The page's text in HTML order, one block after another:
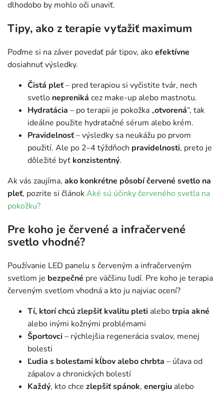
dlhodobo by mohlo oči unaviť.
Tipy, ako z terapie vyťažiť maximum
Poďme si na záver povedať pár tipov, akoefektívne
dosiahnuť výsledky.
Čistá pleť– pred terapiou si vyčistite tvár, nech
svetlo nepreniká cez make-up alebo mastnotu.
Hydratácia – po terapii je pokožka „otvorená“, tak
ideálne použite hydratačné sérum alebo krém.
Pravidelnosť– výsledky sa neukážu po prvom
použití. Ale po 2–4 týždňoch pravidelnosti, preto je
dôležité byť konzistentný.
Ak vás zaujíma, ako konkrétne pôsobí červené svetlo na
pleť, pozrite si článokAké sú účinky červeného svetla na
pokožku?
Pre koho je červené a infračervené
svetlo vhodné?
Používanie LED panelu s červeným a infračerveným
svetlom je bezpečné pre väčšinu ľudí. Pre koho je terapia
červeným svetlom vhodná a kto ju najviac ocení?
Tí, ktorí chcú zlepšiť kvalitu pleti alebotrpia akné
alebo inými kožnými problémami
Športovci– rýchlejšia regenerácia svalov, menej
bolesti
Ľudia s bolesťami kĺbov alebo chrbta – úľava od
zápalov a chronických bolestí
Každý, kto chce zlepšiť spánok, energiu alebo